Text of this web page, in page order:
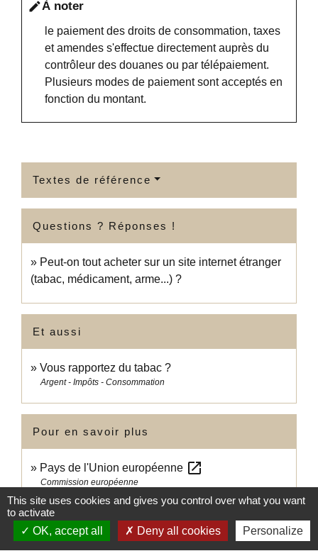
editÀ noter
le paiement des droits de consommation, taxes
et amendes s'effectue directement auprès du
contrôleur des douanes ou par télépaiement.
Plusieurs modes de paiement sont acceptés en
fonction du montant.
Textes de référence
Questions ? Réponses !
Peut-on tout acheter sur un site internet étranger
(tabac, médicament, arme...) ?
Et aussi
Vous rapportez du tabac ?
Argent - Impôts - Consommation
Pour en savoir plus
Pays de l'Union européenne open_in_new
Commission européenne
Franchises douanières et fiscales en valeur et en
quantitésopen_in_new
Ministère chargé des finances
This site uses cookies and gives you control over what you want
to activate
OK, accept all
Deny all cookies Personalize